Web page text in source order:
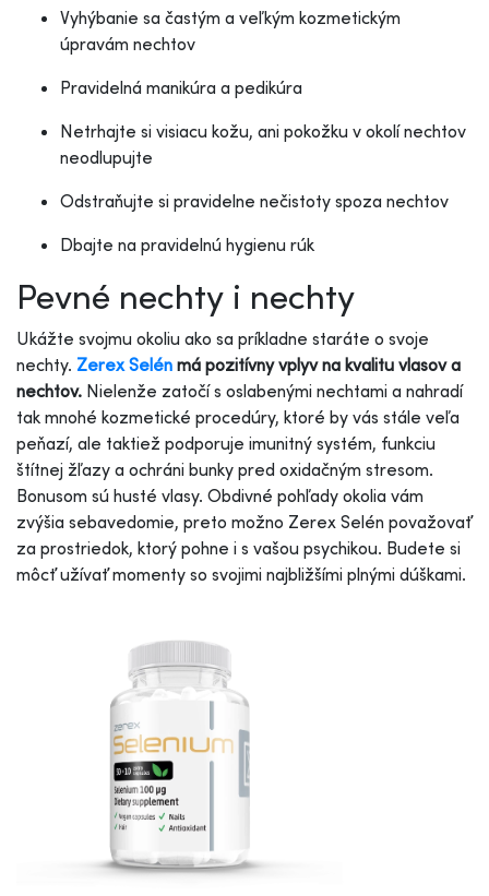
Vyhýbanie sa častým a veľkým kozmetickým
úpravám nechtov
Pravidelná manikúra a pedikúra
Netrhajte si visiacu kožu, ani pokožku v okolí nechtov
neodlupujte
Odstraňujte si pravidelne nečistoty spoza nechtov
Dbajte na pravidelnú hygienu rúk
Pevné nechty i nechty
Ukážte svojmu okoliu ako sa príkladne staráte o svoje
nechty. Zerex Selén má pozitívny vplyv na kvalitu vlasov a
nechtov. Nielenže zatočí s oslabenými nechtami a nahradí
tak mnohé kozmetické procedúry, ktoré by vás stále veľa
peňazí, ale taktiež podporuje imunitný systém, funkciu
štítnej žľazy a ochráni bunky pred oxidačným stresom.
Bonusom sú husté vlasy. Obdivné pohľady okolia vám
zvýšia sebavedomie, preto možno Zerex Selén považovať
za prostriedok, ktorý pohne i s vašou psychikou. Budete si
môcť užívať momenty so svojimi najbližšími plnými dúškami.